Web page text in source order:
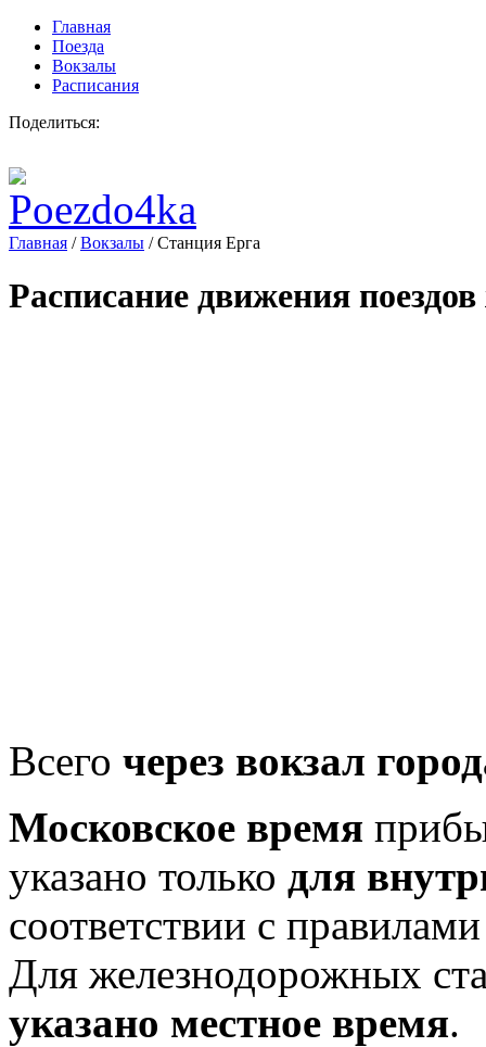
Главная
Поезда
Вокзалы
Расписания
Поделиться:
Главная /Вокзалы /Станция Ерга
Расписание движения
Всего через вокзал
Московское время
указано только для
соответствии с
Для железнодорожных
указано местное время.